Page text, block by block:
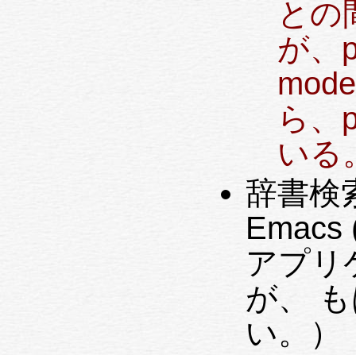
との
が、
ら、
いる
辞書
Emacs
アプリ
が、
い。）